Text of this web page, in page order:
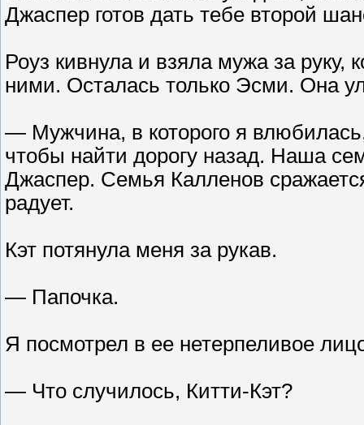
Джаспер готов дать тебе второй
Роуз кивнула и взяла мужа за руку,
ними. Осталась только Эсми. Она
— Мужчина, в которого я
чтобы найти дорогу назад. Наша
Джаспер. Семья Калленов
радует.
Кэт потянула меня за рукав.
— Папочка.
Я посмотрел в ее нетерпеливое
— Что случилось, Китти-Кэт?